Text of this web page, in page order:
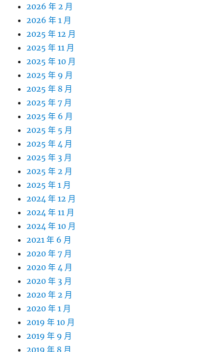
2026 年 2 月
2026 年 1 月
2025 年 12 月
2025 年 11 月
2025 年 10 月
2025 年 9 月
2025 年 8 月
2025 年 7 月
2025 年 6 月
2025 年 5 月
2025 年 4 月
2025 年 3 月
2025 年 2 月
2025 年 1 月
2024 年 12 月
2024 年 11 月
2024 年 10 月
2021 年 6 月
2020 年 7 月
2020 年 4 月
2020 年 3 月
2020 年 2 月
2020 年 1 月
2019 年 10 月
2019 年 9 月
2019 年 8 月